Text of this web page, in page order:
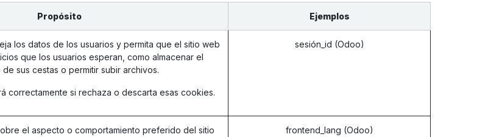
Propósito Ejemplos
los datos de los usuarios y permita que el sitio web
que los usuarios esperan, como almacenar el
sus cestas o permitir subir archivos.
correctamente si rechaza o descarta esas cookies.
sesión_id (Odoo)
el aspecto o comportamiento preferido del sitio
frontend_lang (Odoo)